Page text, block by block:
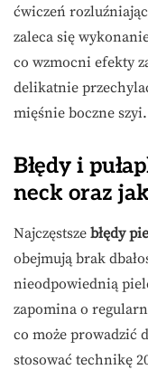
ćwiczeń
zaleca się
co wzmocni efekty
delikatnie
mięśnie boczne szyi.
Błędy i
neck oraz
Najczęstsze błędy
obejmują brak
nieodpowiednią
zapomina o
co może prowadzić
stosować technikę